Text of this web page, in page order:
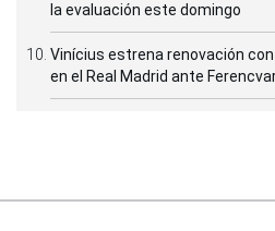
la evaluación este domingo
Vinícius estrena renovación
en el Real Madrid ante